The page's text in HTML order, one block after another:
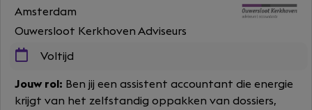
Amsterdam
Ouwersloot Kerkhoven Adviseurs
Voltijd
Jouw rol: Ben jij een assistent accountant die energie
krijgt van het zelfstandig oppakken van dossiers,